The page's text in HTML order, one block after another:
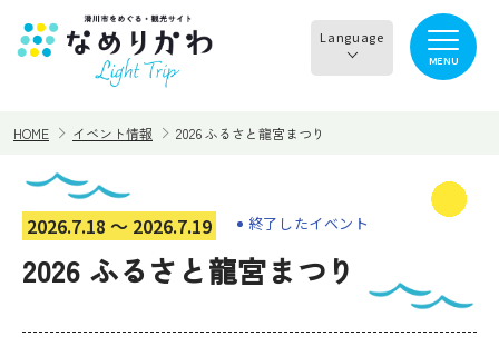
Language
简体中文
MENU
見る 食べる
買う・お土産
HOME イベント情報 2026 ふるさと龍宮まつり
2026.7.18 〜 2026.7.19 終了したイベント
2026 ふるさと龍宮まつり